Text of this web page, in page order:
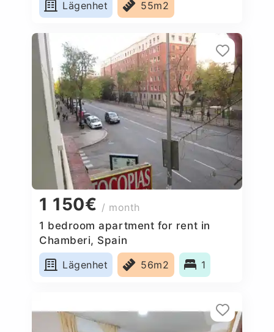
Lägenhet 55m2
1 150€ / month
1 bedroom apartment for rent in
Chamberi, Spain
Lägenhet
56m2 1